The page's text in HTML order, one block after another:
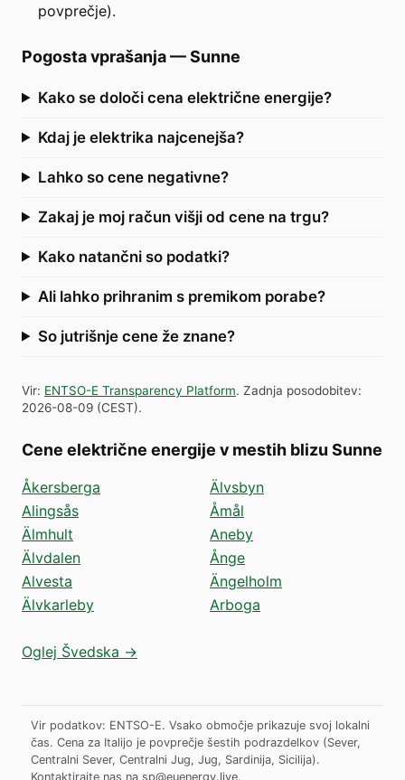
povprečje).
Pogosta vprašanja—Sunne
Kako se določi cena električne energije?
Kdaj je elektrika najcenejša?
Lahko so cene negativne?
Zakaj je moj račun višji od cene na trgu?
Kako natančni so podatki?
Ali lahko prihranim s premikom porabe?
So jutrišnje cene že znane?
Vir: ENTSO-E Transparency Platform. Zadnja posodobitev:
2026-08-09 (CEST).
Cene električne energije v mestih blizu Sunne
Åkersberga
Alingsås
Älmhult
Älvdalen
Alvesta
Älvkarleby
Älvsbyn
Åmål
Aneby
Ånge
Ängelholm
Arboga
Oglej Švedska →
Vir podatkov: ENTSO-E. Vsako območje prikazuje svoj lokalni
čas. Cena za Italijo je povprečje šestih podrazdelkov (Sever,
Centralni Sever, Centralni Jug, Jug, Sardinija, Sicilija).
Kontaktirajte nas na sp@euenergy.live.